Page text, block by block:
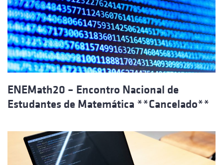
ENEMath20 – Encontro Nacional de
Estudantes de Matemática **Cancelado**